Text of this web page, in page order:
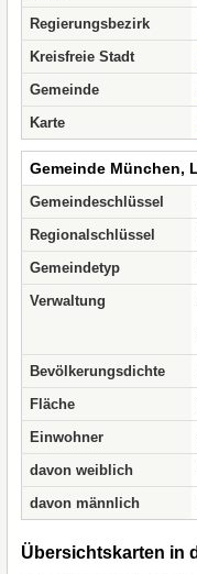
Regierungsbezirk
Kreisfreie Stadt
Gemeinde
Karte
Gemeinde München,
Gemeindeschlüssel
Regionalschlüssel
Gemeindetyp
Verwaltung
Bevölkerungsdichte
Fläche
Einwohner
davon weiblich
davon männlich
Übersichtskarten in